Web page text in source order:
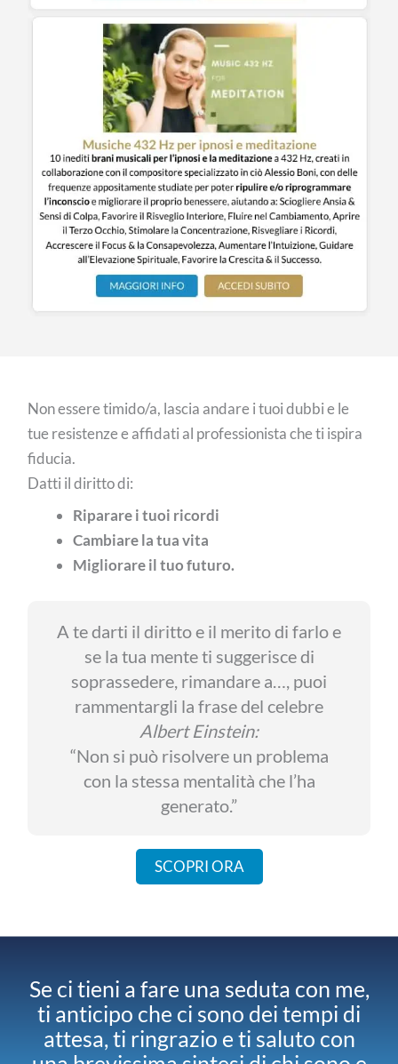
Non essere timido/a, lascia andare i tuoi dubbi e le
tue resistenze e affidati al professionista che ti ispira
fiducia.
Datti il diritto di:
Riparare i tuoi ricordi
Cambiare la tua vita
Migliorare il tuo futuro.
A te darti il diritto e il merito di farlo e
se la tua mente ti suggerisce di
soprassedere, rimandare a…, puoi
rammentargli la frase del celebre
Albert Einstein:
“Non si può risolvere un problema
con la stessa mentalità che l’ha
generato.”
SCOPRI ORA
Se ci tieni a fare una seduta con me,
ti anticipo che ci sono dei tempi di
attesa, ti ringrazio e ti saluto con